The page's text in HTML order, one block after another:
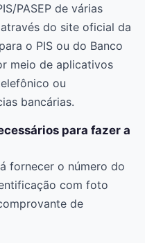
PASEP de várias
do site oficial da
o PIS ou do Banco
meio de aplicativos
ou
bancárias.
para fazer a
fornecer o número do
com foto
de